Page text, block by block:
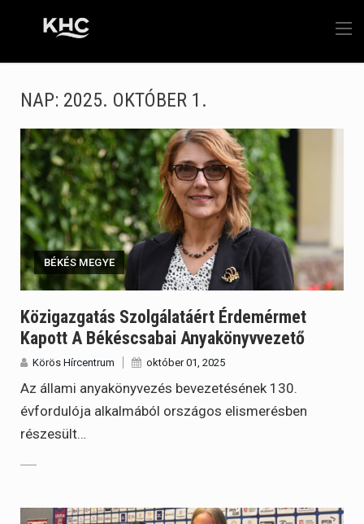
NAP: 2025. OKTÓBER 1.
BÉKÉS MEGYE
Közigazgatás Szolgálatáért Érdemérmet
Kapott A Békéscsabai Anyakönyvvezető
Körös Hírcentrum október 01, 2025
Az állami anyakönyvezés bevezetésének 130.
évfordulója alkalmából országos elismerésben
részesült…